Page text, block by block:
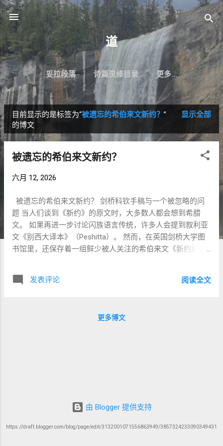
跳至主要内容
道
妥拉段落 诗篇灵修目录 更多…
博
文
目前显示的是标签为“被遗忘的希伯来文新约？ ”
的博文
显示全部
被遗忘的希伯来文新约？
六月 12, 2026
被遗忘的希伯来文新约？ 剑桥科钦手稿与一个被忽略的问
题 当人们谈到《新约》的原文时，大多数人都会想到希腊
文。 如果再进一步讨论闪族语言传统，许多人会提到叙利亚
文《别西大译本》（Peshitta）。 然而，在英国剑桥大学图
书馆里，还保存着一组鲜少被人关注的希伯来文《新约》手
督教宣教士或学者根据希腊文、拉丁文或叙利亚文翻译出来
文《The Cochin Hebrew New Testament Manuscripts at
说服力的观察： 这些手稿呈现出许多难以用「晚期翻译品」
地方却又独立于叙利亚文； 有些地方保留浓厚的后圣经时代
发表评论 阅读全文
更多博文
由 Blogger 提供支持
https://draft.blogger.com/blog/page/edit/3132001071556863949/3857324233090349431